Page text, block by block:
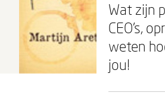
Wat zijn
CEO's,
weten
jou!